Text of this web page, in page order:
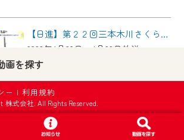
【日進】第２２回三本木川さくらまつり
2026年4月20日～4月26日放送
テーマ：日進市のトピックス
再生時間：00:02:10
登録日：2026/04/29
【日進】キャスターがリポート！第３９回岩崎城春まつり
2026年4月27日～5月3日放送
画を探す
ー |利用規約
式会社. All Rights Reserved.
。
CCNet Web TVを含むCCNetの
をご利用頂くためのIDです。
使っているメールアドレス
す。